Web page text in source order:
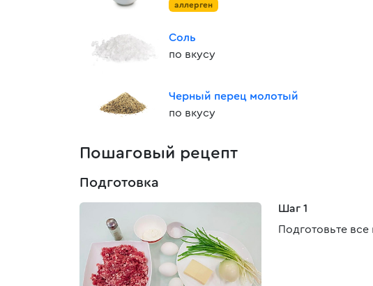
аллерген
Соль
по вкусу
Черный перец молотый
по вкусу
Пошаговый рецепт
Подготовка
Шаг 1
Подготовьте